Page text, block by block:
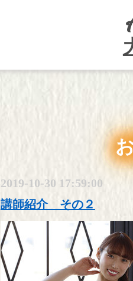
2019-10-30 17:59:00
講師紹介 その２